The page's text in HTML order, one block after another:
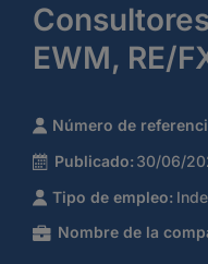
EWM, RE/
Número de
Publicado: 30/06/
Tipo de empleo:
Nombre de la